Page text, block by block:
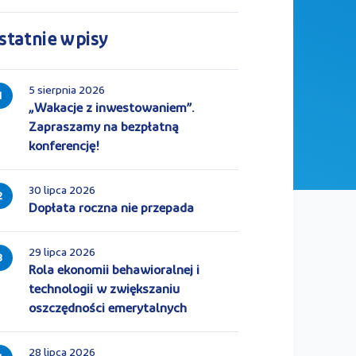
wpisy
5 sierpnia 2026
„Wakacje z inwestowaniem”.
Zapraszamy na bezpłatną
konferencję!
30 lipca 2026
Dopłata roczna nie przepada
29 lipca 2026
Rola ekonomii behawioralnej i
technologii w zwiększaniu
oszczędności emerytalnych
28 lipca 2026